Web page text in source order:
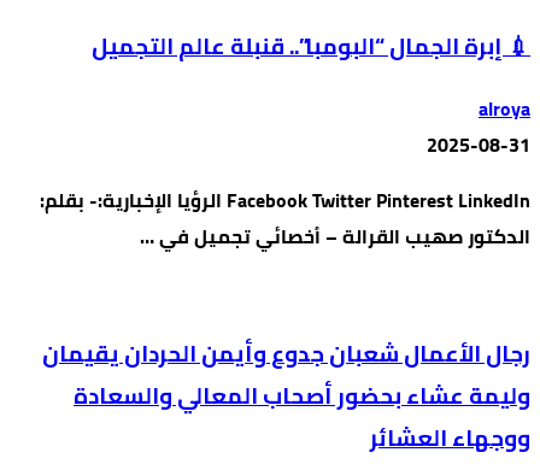
💉 إبرة الجمال “البومبا”.. قنبلة عالم التجميل
alroya
2025-08-31
Facebook Twitter Pinterest LinkedIn الرؤيا الإخبارية:- بقلم:
الدكتور صهيب القرالة – أخصائي تجميل في …
رجال الأعمال شعبان جدوع وأيمن الحردان يقيمان
وليمة عشاء بحضور أصحاب المعالي والسعادة
ووجهاء العشائر